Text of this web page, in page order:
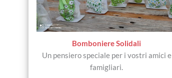
Bomboniere Solidali
Un pensiero speciale per i vostri amici e
famigliari.